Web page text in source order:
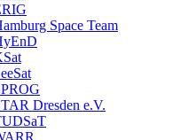
Space Team
Dresden e.V.